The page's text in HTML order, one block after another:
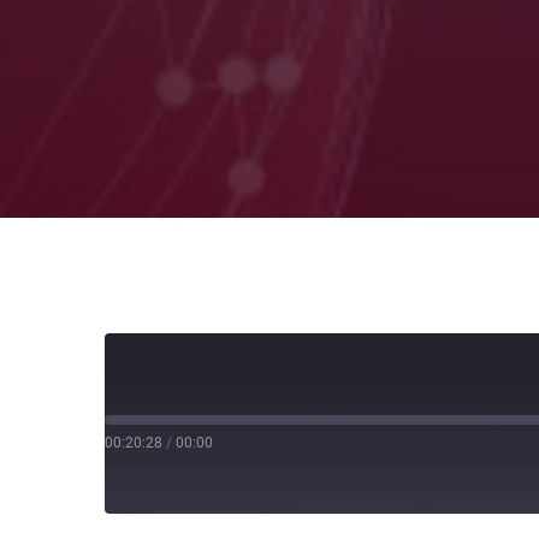
00:00
/
00:20:28